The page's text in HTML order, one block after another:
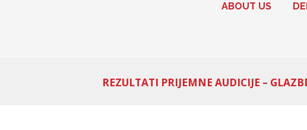
ABOUT US
REZULTATI PRIJEMNE AUDICIJE –